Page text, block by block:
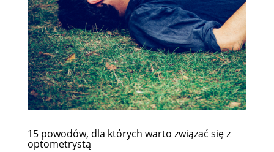
15 powodów, dla których warto związać się z
optometrystą